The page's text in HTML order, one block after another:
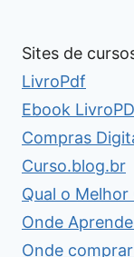
Sites de
LivroPdf
Ebook
Compras
Curso.blog.br
Qual o Melhor
Onde
Onde